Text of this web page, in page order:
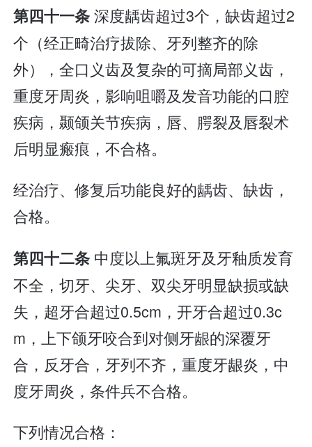
第四十一条深度龋齿超过3个，缺齿超过2
个（经正畸治疗拔除、牙列整齐的除
外），全口义齿及复杂的可摘局部义齿，
重度牙周炎，影响咀嚼及发音功能的口腔
疾病，颞颌关节疾病，唇、腭裂及唇裂术
后明显瘢痕，不合格。
经治疗、修复后功能良好的龋齿、缺齿，
合格。
第四十二条 中度以上氟斑牙及牙釉质发育
不全，切牙、尖牙、双尖牙明显缺损或缺
失，超牙合超过0.5cm，开牙合超过0.3c
m，上下颌牙咬合到对侧牙龈的深覆牙
合，反牙合，牙列不齐，重度牙龈炎，中
度牙周炎，条件兵不合格。
下列情况合格：